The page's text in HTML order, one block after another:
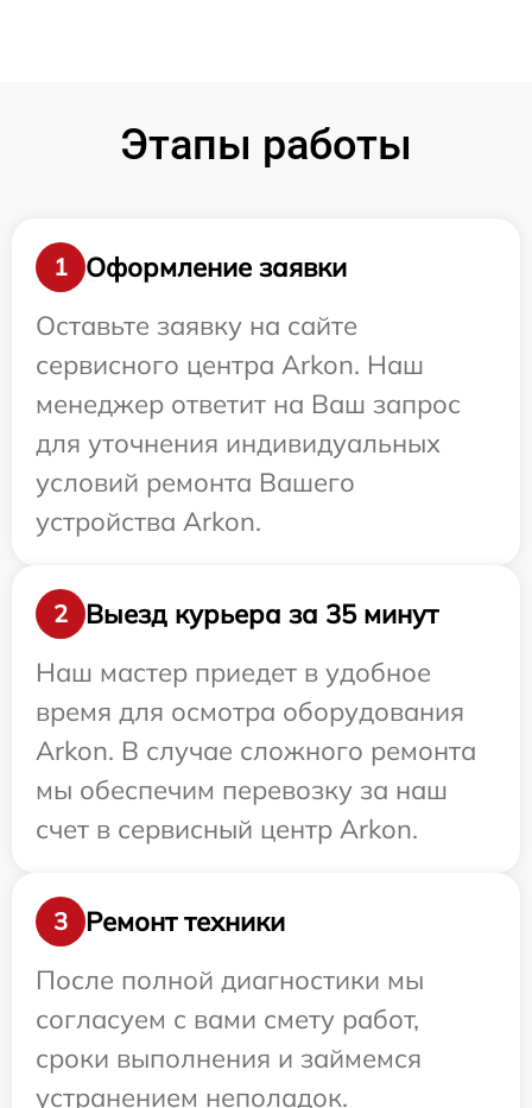
Этапы работы
1
Оформление заявки
Оставьте заявку на сайте
сервисного центра Arkon. Наш
менеджер ответит на Ваш запрос
для уточнения индивидуальных
условий ремонта Вашего
устройства Arkon.
2
Выезд курьера за 35 минут
Наш мастер приедет в удобное
время для осмотра оборудования
Arkon. В случае сложного ремонта
мы обеспечим перевозку за наш
счет в сервисный центр Arkon.
3
Ремонт техники
После полной диагностики мы
согласуем с вами смету работ,
сроки выполнения и займемся
устранением неполадок.